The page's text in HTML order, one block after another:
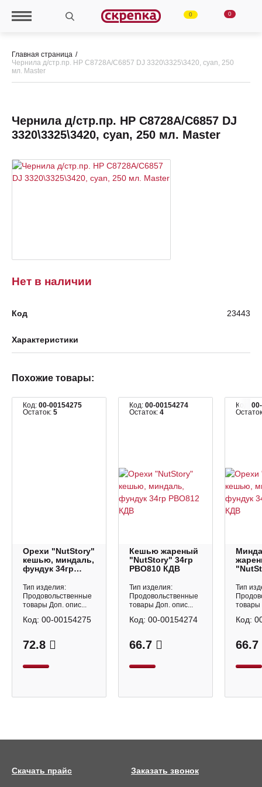
0 0
Главная страница
Чернила д/стр.пр. HP C8728A/C6857 DJ 3320\3325\3420, cyan, 250
мл. Master
Нет в наличии
Чернила д/стр.пр. HP C8728A/C6857 DJ
3320\3325\3420, cyan, 250 мл. Master
Код 23443
Характеристики
Похожие товары:
Код: 00-00154275
Остаток: 5
Орехи "NutStory"
кешью, миндаль,
фундук 34гр
Тип изделия:
Продовольственные
товары Доп. опис...
72.8
Код: 00-00154275
Код: 00-00154274
Остаток: 4
Кешью жареный
"NutStory" 34гр
РВО810 КДВ
Тип изделия:
Продовольственные
товары Доп. опис...
66.7
Код: 00-00154274
Код:
Тип
товары
66.7
Код:
Заказать звонок
Скачать прайс